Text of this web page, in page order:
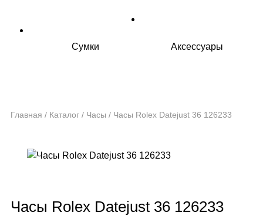
Сумки Аксессуары
Главная / Каталог / Часы / Часы Rolex Datejust 36 126233
Часы Rolex Datejust 36 126233